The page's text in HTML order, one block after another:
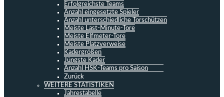
Erfolgreichste Teams
Anzahl eingesetzte Spieler
Anzahl unterschiedliche Torschützen
Meiste Last-Minute-Tore
Meiste Elfmeter-Tore
Meiste Platzverweise
Kadergrößen
Jüngste Kader
Anzahl HSK-Teams pro Saison
Zurück
WEITERE STATISTIKEN
Jahrestabelle